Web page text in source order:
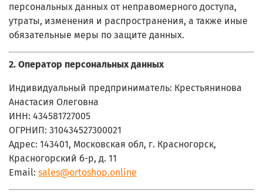
персональных данных от неправомерного доступа,
утраты, изменения и распространения, а также иные
обязательные меры по защите данных.
2. Оператор персональных данных
Индивидуальный предприниматель: Крестьянинова
Анастасия Олеговна
ИНН: 434581727005
ОГРНИП: 310434527300021
Адрес: 143401, Московская обл, г. Красногорск,
Красногорский б-р, д. 11
Email: sales@ortoshop.online